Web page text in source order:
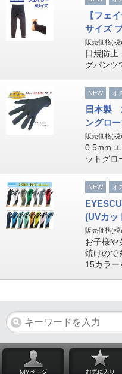
【フェ
サイズ
販売価格(税
日焼防止
グパンツ
NEW オ
日本製
ングロ
販売価格(税
0.5mm
ットグロ
NEW オ
(UVカッ
販売価格(税
お子様や
焼けので
15カラー